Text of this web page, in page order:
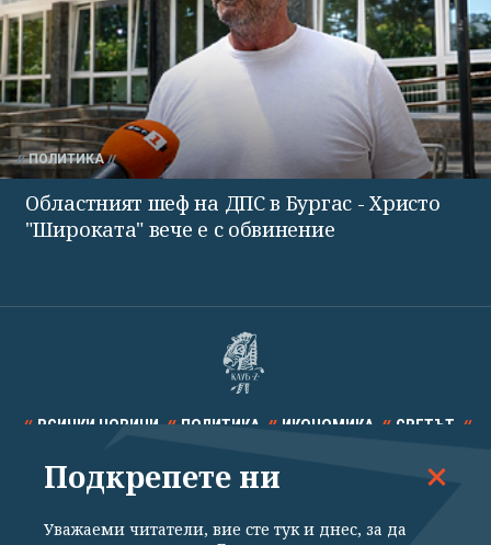
ПОЛИТИКА
Областният шеф на ДПС в Бургас - Христо
"Широката" вече е с обвинение
ВСИЧКИ НОВИНИ ПОЛИТИКА ИКОНОМИКА СВЕТЪТ
СПОРТ КУЛТУРА ТЕХНОЛОГИИ КАЛЕЙДОСКОП
Подкрепете ни
Уважаеми читатели, вие сте тук и днес, за да